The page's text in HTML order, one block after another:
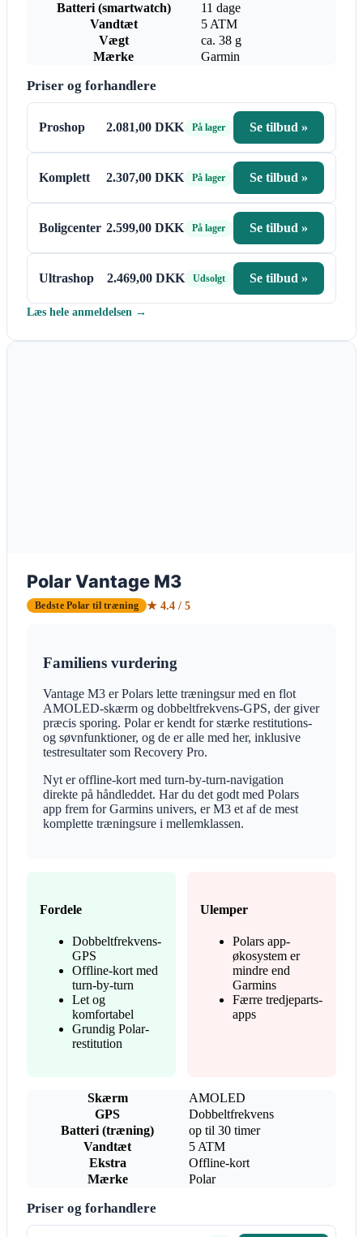
Batteri (smartwatch)
11 dage
Vandtæt
5 ATM
Vægt
ca. 38 g
Mærke
Garmin
Priser og forhandlere
Proshop 2.081,00 DKK På lager Se tilbud »
Komplett 2.307,00 DKK På lager Se tilbud »
Boligcenter 2.599,00 DKK På lager Se tilbud »
Ultrashop 2.469,00 DKK Udsolgt Se tilbud »
Læs hele anmeldelsen →
Polar Vantage M3
Bedste Polar til træning ★ 4.4 / 5
Familiens vurdering
Vantage M3 er Polars lette træningsur med en flot
AMOLED-skærm og dobbeltfrekvens-GPS, der giver
præcis sporing. Polar er kendt for stærke restitutions-
og søvnfunktioner, og de er alle med her, inklusive
testresultater som Recovery Pro.
Nyt er offline-kort med turn-by-turn-navigation
direkte på håndleddet. Har du det godt med Polars
app frem for Garmins univers, er M3 et af de mest
komplette træningsure i mellemklassen.
Fordele
Dobbeltfrekvens-
GPS
Offline-kort med
turn-by-turn
Let og
komfortabel
Grundig Polar-
restitution
Ulemper
Polars app-
økosystem er
mindre end
Garmins
Færre tredjeparts-
apps
Skærm
AMOLED
GPS
Dobbeltfrekvens
Batteri (træning)
op til 30 timer
Vandtæt
5 ATM
Ekstra
Offline-kort
Mærke
Polar
Priser og forhandlere